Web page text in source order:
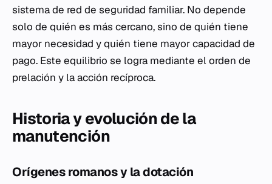
sistema de red de seguridad familiar. No depende
solo de quién es más cercano, sino de quién tiene
mayor necesidad y quién tiene mayor capacidad de
pago. Este equilibrio se logra mediante el orden de
prelación y la acción recíproca.
Historia y evolución de la
manutención
Orígenes romanos y la dotación